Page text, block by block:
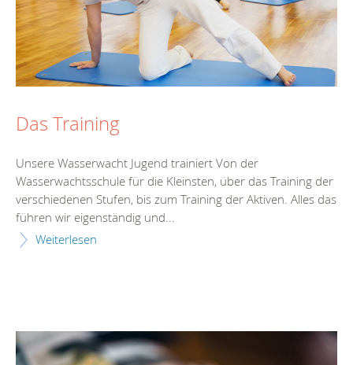
Das Training
Unsere Wasserwacht Jugend trainiert Von der
Wasserwachtsschule für die Kleinsten, über das Training der
verschiedenen Stufen, bis zum Training der Aktiven. Alles das
führen wir eigenständig und...
Weiterlesen